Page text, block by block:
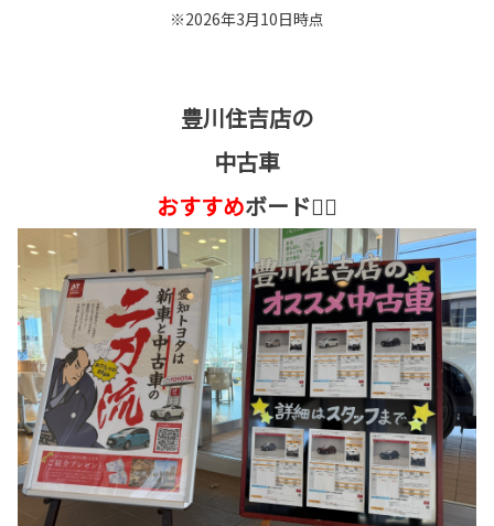
※2026年3月10日時点
豊川住吉店の
中古車
おすすめボード👇🏻